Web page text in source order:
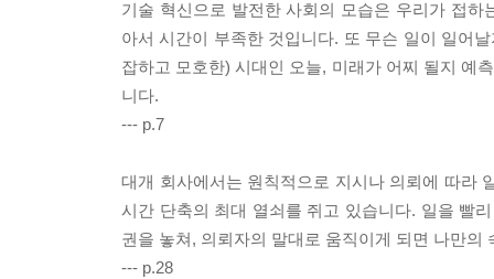
기술 혁신으로 발전한 사회의 모습은 우리가 접
아서 시간이 부족한 것입니다. 또 무슨 일이 일어
잡하고 모호한) 시대인 오늘, 미래가 어찌 될지 예
니다.
--- p.7
대개 회사에서는 원칙적으로 지시나 의뢰에 따라
시간 단축의 최대 열쇠를 쥐고 있습니다. 일을 빨
권을 놓쳐, 의뢰자의 말대로 움직이게 되면 나만
--- p.28